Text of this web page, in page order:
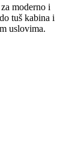
moderno i
tuš kabina i
uslovima.